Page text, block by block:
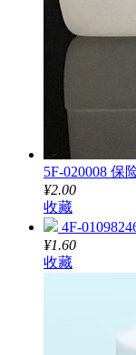
5F-020008 保
¥2.00
收藏
4F-
¥1.60
收藏